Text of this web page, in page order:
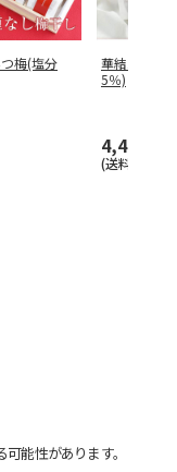
梅(塩分
華結15粒 あ
5％)
4,400円
(送料別・税
能性があります。